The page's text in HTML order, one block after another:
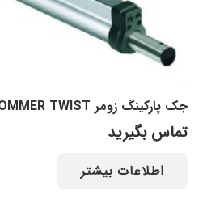
جک پارکینگ زومر SOMMER TWIST آلمان
تماس بگیرید
اطلاعات بیشتر